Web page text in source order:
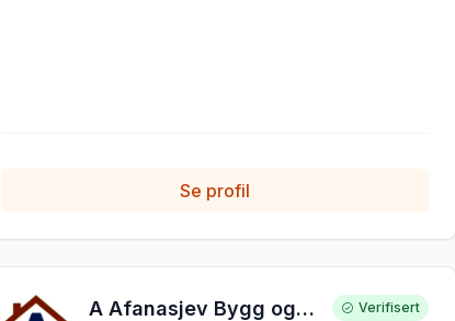
Se profil
A Afanasjev Bygg og Rehabilitering Verifisert